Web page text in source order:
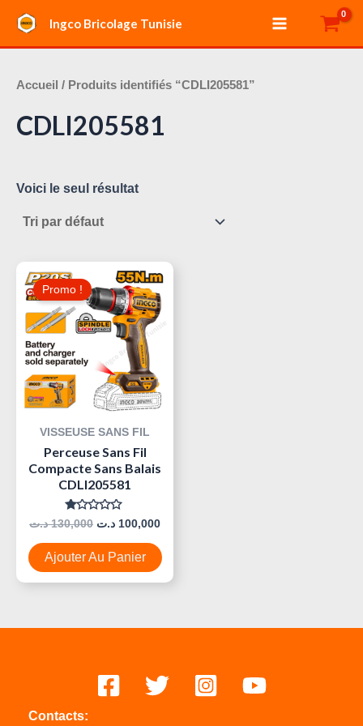
contenu
Ingco Bricolage Tunisie
Main
Menu
Accueil / Produits identifiés “CDLI205581”
CDLI205581
Voici le seul résultat
Promo !
VISSEUSE SANS FIL
Perceuse Sans Fil
Compacte Sans Balais
CDLI205581
Note
0
Sur
5
130,000 د.ت
Prix
Initial
Était :
100,000 د.ت
Le
Prix
Actuel
Est :
Ajouter Au Panier
Contacts: